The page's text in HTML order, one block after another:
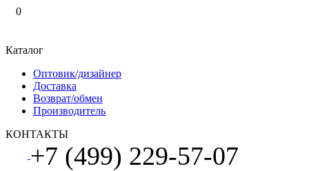
0
Каталог
Оптовик/дизайнер
Доставка
Возврат/обмен
Производитель
КОНТАКТЫ
+7 (499) 229-57-07